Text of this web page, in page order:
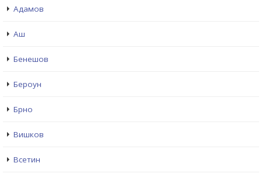
Адамов
Аш
Бенешов
Бероун
Брно
Вишков
Всетин